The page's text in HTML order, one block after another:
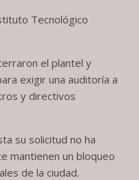
Tecnológico
el plantel y
exigir una auditoría a
y directivos
su solicitud no ha
mantienen un bloqueo
de la ciudad.